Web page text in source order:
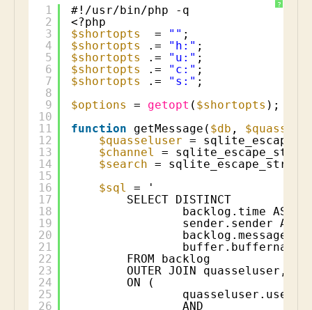
?
1
2
3
4
5
6
7
8
9
10
11
12
13
14
15
16
17
18
19
20
21
22
23
24
25
26
#!/usr/bin/php -q
<?php
$shortopts
= "" ;
$shortopts
.= "h:" ;
$shortopts
.= "u:" ;
$shortopts
.= "c:" ;
$shortopts
.= "s:" ;
$options
= getopt ( $shortopts );
function
getMessage( $db ,
$quasseluser =
$channel
=
$search =
$sql
= '
SELECT DISTINCT
backlog.time AS
sender.sender AS
backlog.message
buffer.buffername
FROM backlog
OUTER JOIN quasseluser,
ON (
AND